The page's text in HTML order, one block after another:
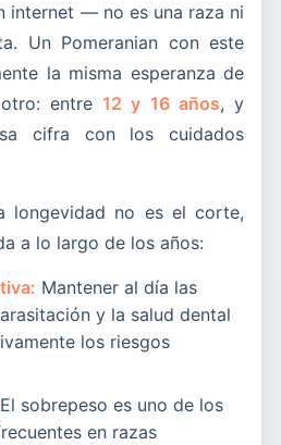
internet — no es una raza ni
Un Pomeranian con este
la misma esperanza de
entre 12 y 16 años, y
cifra con los cuidados
longevidad no es el corte,
a lo largo de los años:
Mantener al día las
y la salud dental
los riesgos
El sobrepeso es uno de los
en razas